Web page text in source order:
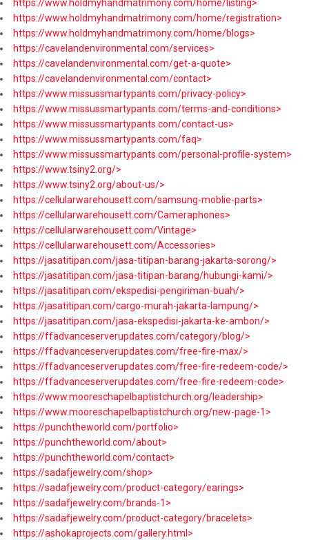
https://www.holdmyhandmatrimony.com/home/listing>
https://www.holdmyhandmatrimony.com/home/registration>
https://www.holdmyhandmatrimony.com/home/blogs>
https://cavelandenvironmental.com/services>
https://cavelandenvironmental.com/get-a-quote>
https://cavelandenvironmental.com/contact>
https://www.missussmartypants.com/privacy-policy>
https://www.missussmartypants.com/terms-and-conditions>
https://www.missussmartypants.com/contact-us>
https://www.missussmartypants.com/faq>
https://www.missussmartypants.com/personal-profile-system>
https://www.tsiny2.org/>
https://www.tsiny2.org/about-us/>
https://cellularwarehousett.com/samsung-moblie-parts>
https://cellularwarehousett.com/Cameraphones>
https://cellularwarehousett.com/Vintage>
https://cellularwarehousett.com/Accessories>
https://jasatitipan.com/jasa-titipan-barang-jakarta-sorong/>
https://jasatitipan.com/jasa-titipan-barang/hubungi-kami/>
https://jasatitipan.com/ekspedisi-pengiriman-buah/>
https://jasatitipan.com/cargo-murah-jakarta-lampung/>
https://jasatitipan.com/jasa-ekspedisi-jakarta-ke-ambon/>
https://ffadvanceserverupdates.com/category/blog/>
https://ffadvanceserverupdates.com/free-fire-max/>
https://ffadvanceserverupdates.com/free-fire-redeem-code/>
https://ffadvanceserverupdates.com/free-fire-redeem-code>
https://www.mooreschapelbaptistchurch.org/leadership>
https://www.mooreschapelbaptistchurch.org/new-page-1>
https://punchtheworld.com/portfolio>
https://punchtheworld.com/about>
https://punchtheworld.com/contact>
https://sadafjewelry.com/shop>
https://sadafjewelry.com/product-category/earings>
https://sadafjewelry.com/brands-1>
https://sadafjewelry.com/product-category/bracelets>
https://ashokaprojects.com/gallery.html>